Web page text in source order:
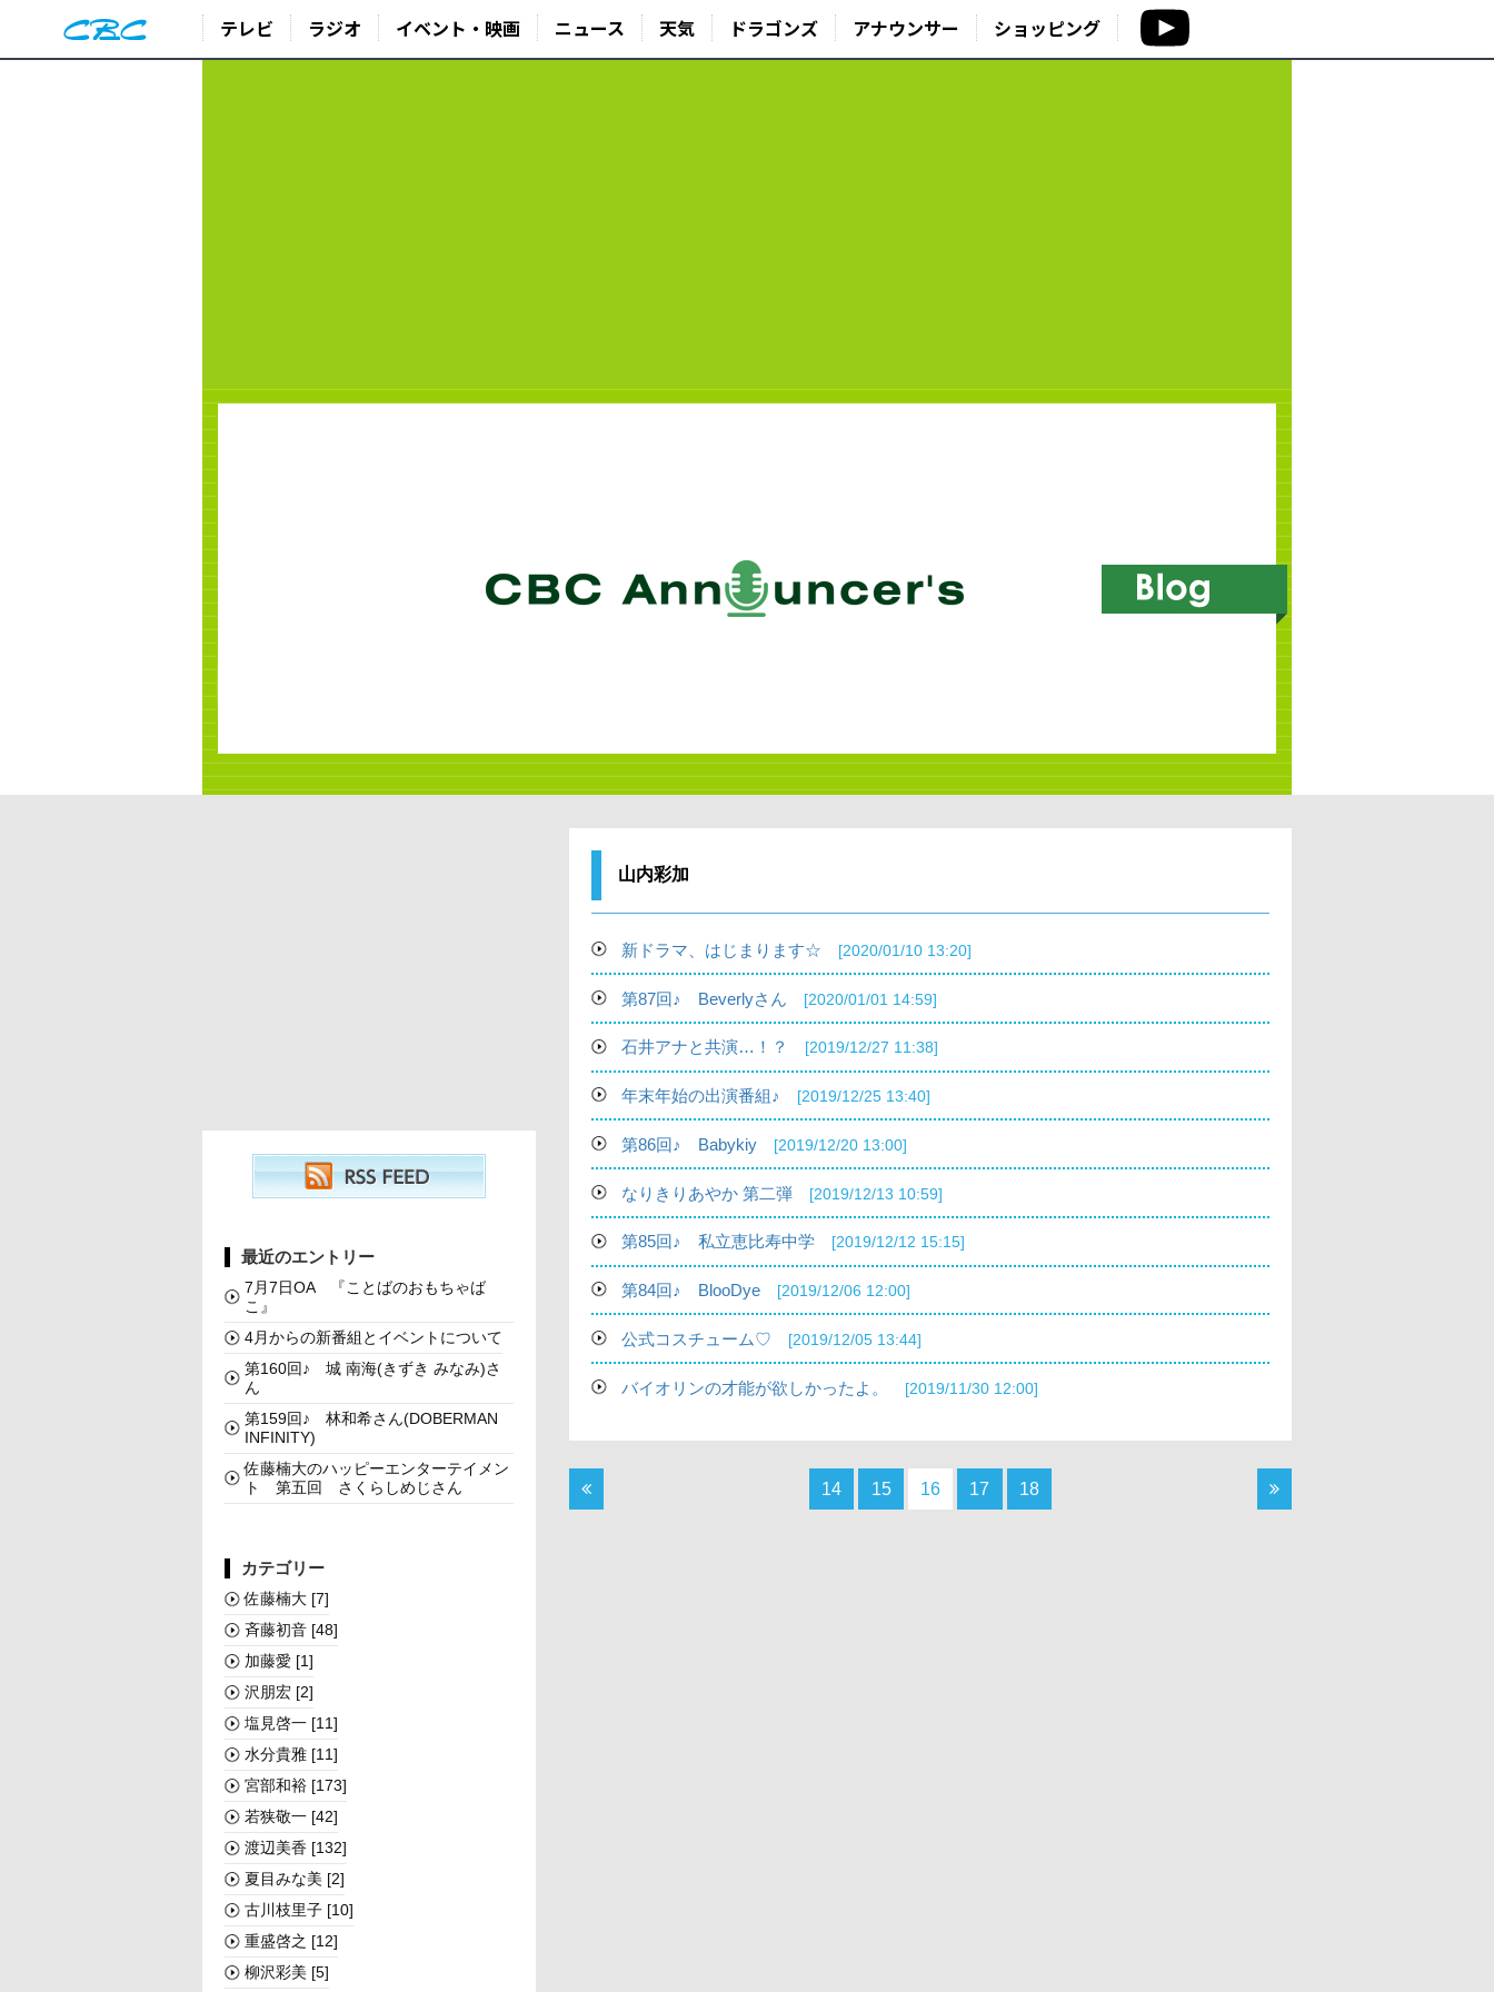
テレビ ラジオ イベント・映画 ニュース 天気 ドラゴンズ アナウンサー ショッピング
山内彩加
新ドラマ、はじまります☆ [2020/01/10 13:20]
第87回♪ Beverlyさん [2020/01/01 14:59]
石井アナと共演…！？ [2019/12/27 11:38]
年末年始の出演番組♪ [2019/12/25 13:40]
第86回♪ Babykiy [2019/12/20 13:00]
なりきりあやか 第二弾 [2019/12/13 10:59]
第85回♪ 私立恵比寿中学 [2019/12/12 15:15]
第84回♪ BlooDye [2019/12/06 12:00]
公式コスチューム♡ [2019/12/05 13:44]
バイオリンの才能が欲しかったよ。 [2019/11/30 12:00]
14 15 16 17 18
最近のエントリー
7月7日OA 『ことばのおもちゃば
こ』
4月からの新番組とイベントについて
第160回♪ 城 南海(きずき みなみ)さ
ん
第159回♪ 林和希さん(DOBERMAN
INFINITY)
佐藤楠大のハッピーエンターテイメン
ト 第五回 さくらしめじさん
カテゴリー
佐藤楠大 [7]
斉藤初音 [48]
加藤愛 [1]
沢朋宏 [2]
塩見啓一 [11]
水分貴雅 [11]
宮部和裕 [173]
若狭敬一 [42]
渡辺美香 [132]
夏目みな美 [2]
古川枝里子 [10]
重盛啓之 [12]
柳沢彩美 [5]